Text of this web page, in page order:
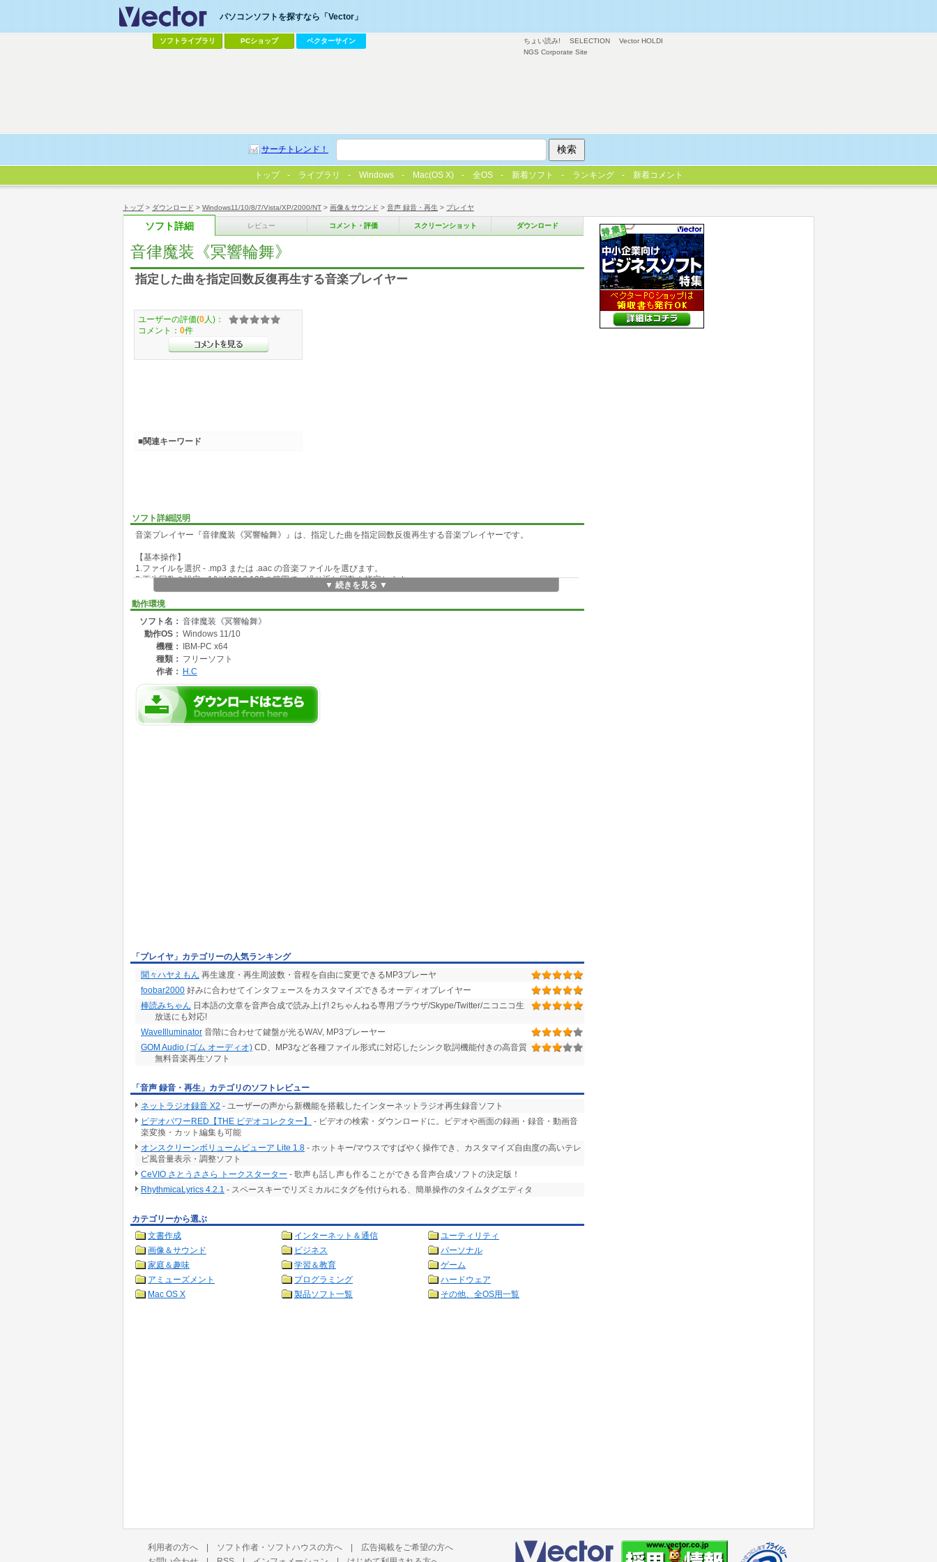
トップ> ダウンロード > Windows11/10/8/7/Vista/XP/2000/NT > 画像＆サウンド > 音声 録音・再生 > プレイヤ
ソフト詳細 レビュー コメント・評価 スクリーンショット ダウンロード
音律魔装《冥響輪舞》
指定した曲を指定回数反復再生する音楽プレイヤー
ソフト詳細説明
音楽プレイヤー『音律魔装《冥響輪舞》』は、指定した曲を指定回数反復再生する音楽プレイヤーです。
【基本操作】
1.ファイルを選択 - .mp3 または .aac の音楽ファイルを選びます。
2.再生回数の設定 - 1&#12316;100の範囲で、繰り返し回数を指定します。
3.再生 - 音楽を再生します。
4.一時停止 / 再開 - 再生を途中で止めたり、再開したりできます。
5.再生終了 - 現在の再生を即座に打ち切ります。
▼ 続きを見る ▼
動作環境
ソフト名： 音律魔装《冥響輪舞》
動作OS： Windows 11/10
機種：
IBM-PC x64
種類： フリーソフト
作者： H.C
ユーザーの評価(0 人)：
コメント： 0件
■関連キーワード
「プレイヤ」カテゴリーの人気ランキング
聞々ハヤえもん 再生速度・再生周波数・音程を自由に変更できるMP3プレーヤ
foobar2000 好みに合わせてインタフェースをカスタマイズできるオーディオプレイヤー
棒読みちゃん 日本語の文章を音声合成で読み上げ! 2ちゃんねる専用ブラウザ/Skype/Twitter/ニコニコ生
放送にも対応!
WaveIlluminator 音階に合わせて鍵盤が光るWAV, MP3プレーヤー
GOM Audio (ゴム オーディオ) CD、MP3など各種ファイル形式に対応したシンク歌詞機能付きの高音質
無料音楽再生ソフト
「音声 録音・再生」カテゴリのソフトレビュー
ネットラジオ録音 X2 - ユーザーの声から新機能を搭載したインターネットラジオ再生録音ソフト
ビデオパワーRED【THE ビデオコレクター】
- ビデオの検索・ダウンロードに。ビデオや画面の録画・録音・動画音
楽変換・カット編集も可能
オンスクリーンボリュームビューア Lite 1.8 - ホットキー/マウスですばやく操作でき、カスタマイズ自由度の高いテレ
ビ風音量表示・調整ソフト
CeVIO さとうささら トークスターター - 歌声も話し声も作ることができる音声合成ソフトの決定版！
RhythmicaLyrics 4.2.1 - スペースキーでリズミカルにタグを付けられる、簡単操作のタイムタグエディタ
カテゴリーから選ぶ
文書作成
インターネット＆通信
ユーティリティ
画像＆サウンド
ビジネス
パーソナル
家庭＆趣味
学習＆教育
ゲーム
アミューズメント
プログラミング
ハードウェア
Mac OS X
製品ソフト一覧 その他、全OS用一覧
ちょい読み! SELECTION
Vector HOLDI
NGS Corporate Site
パソコンソフトを探すなら「Vector」
ソフトライブラリ PCショップ ベクターサイン
サーチトレンド！
トップ ライブラリ Windows Mac(OS X) 全OS 新着ソフト ランキング 新着コメント
利用者の方へ | ソフト作者・ソフトハウスの方へ | 広告掲載をご希望の方へ